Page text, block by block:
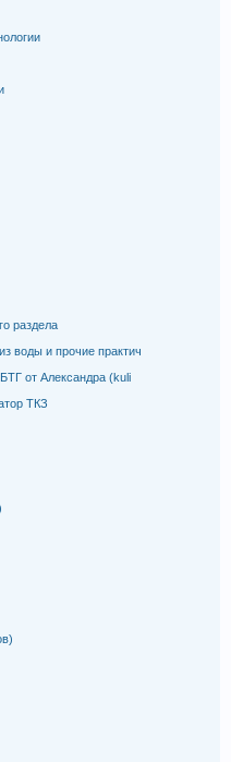
раздела
воды и прочие практич
от Александра (kuli
ТКЗ